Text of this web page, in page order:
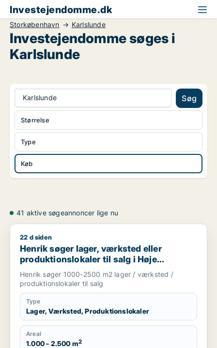
Investejendomme.dk
Storkøbenhavn Karlslunde
Investejendomme søges i
Karlslunde
Karlslunde Søg
Type
Køb
Størrelse
41 aktive søgeannoncer lige nu
Henrik søger lager, værksted eller produktionslokaler til
22 d siden
Henrik søger lager, værksted eller
produktionslokaler til salg i Høje
Taastrup, Ishøj eller Greve m.fl.
Henrik søger 1000-2500 m2 lager / værksted /
produktionslokaler til salg
Type
Lager, Værksted, Produktionslokaler
Areal
1.000 - 2.500 m2